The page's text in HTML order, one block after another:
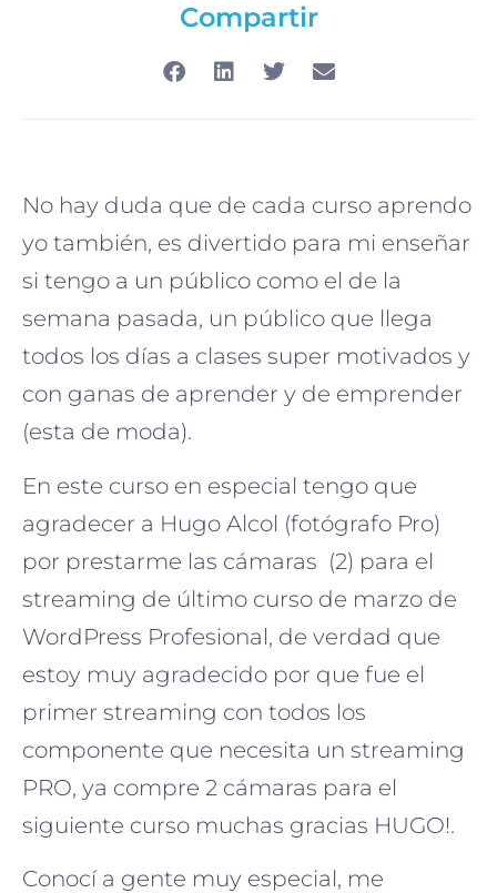
Compartir
No hay duda que de cada curso aprendo
yo también, es divertido para mi enseñar
si tengo a un público como el de la
semana pasada, un público que llega
todos los días a clases super motivados y
con ganas de aprender y de emprender
(esta de moda).
En este curso en especial tengo que
agradecer a Hugo Alcol (fotógrafo Pro)
por prestarme las cámaras (2) para el
streaming de último curso de marzo de
WordPress Profesional, de verdad que
estoy muy agradecido por que fue el
primer streaming con todos los
componente que necesita un streaming
PRO, ya compre 2 cámaras para el
siguiente curso muchas gracias HUGO!.
Conocí a gente muy especial, me